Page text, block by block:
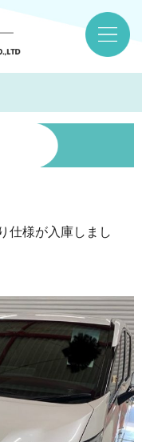
仕様が入庫しまし